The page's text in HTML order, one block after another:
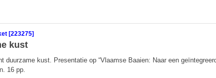
[223275]
kust
duurzame kust. Presentatie op “Vlaamse Baaien: Naar een
16 pp.